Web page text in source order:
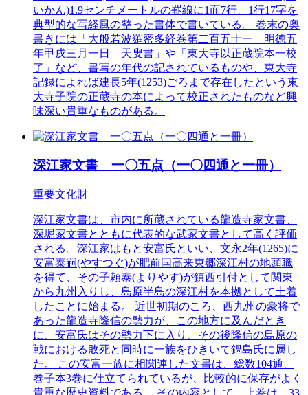
いかん)1.9センチメートルの罫線に1面7行、1行17字を
典型的な写経風の整った書体で書いている。 巻末の奥
書きには「大般若波羅密多経巻第二百五十一 明徳五
年甲戌三月一日 天叟書」や「東大寺以正蔵院本一校
了」など、書写の年代の記されているものや、東大寺
記録によれば建長5年(1253)ごろまで存在したという東
大寺子院の正蔵寺の本によって校正されたものなど興
味深い貴重なものがある。
深江家文書 一〇五点（一〇四通と一冊）
重要文化財
深江家文書は、市内に所蔵されている龍造寺家文書、
深堀家文書とともに代表的な武家文書として高く評価
される。深江家はもと安富氏といい、文永2年(1265)に
安富泰嗣(やすつぐ)が肥前国高来東郷深江村の地頭職
を得て、その子頼泰(よりやす)が鎮西引付として関東
から九州入りし、島原半島の深江村を本拠として土着
したことに始まる。 近世初期のころ、西九州の豪将で
あった龍造寺隆信の勢力が、この地方に及んだとき
に、安富氏はその勢力下に入り、その後隆信の島原の
戦における敗死と同時に一族をひきいて鍋島氏に属し
た。 この安富一族に相関連した文書は、総数104通、
巻子本3巻に仕立てられているが、比較的に保存がよく
貴重な歴史資料である。 その内容として、上巻は、33